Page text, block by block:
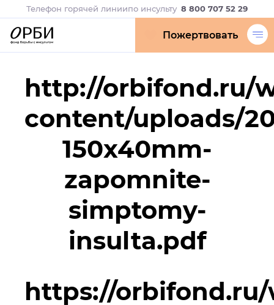
Телефон горячей линиипо инсульту 8 800 707 52 29
Пожертвовать
http://orbifond.ru/
content/uploads/
150x40mm-
zapomnite-
simptomy-
insulta.pdf
https://